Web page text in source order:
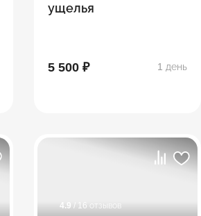
ущелья
5 500 ₽ 1 день
4.9 / 16 отзывов